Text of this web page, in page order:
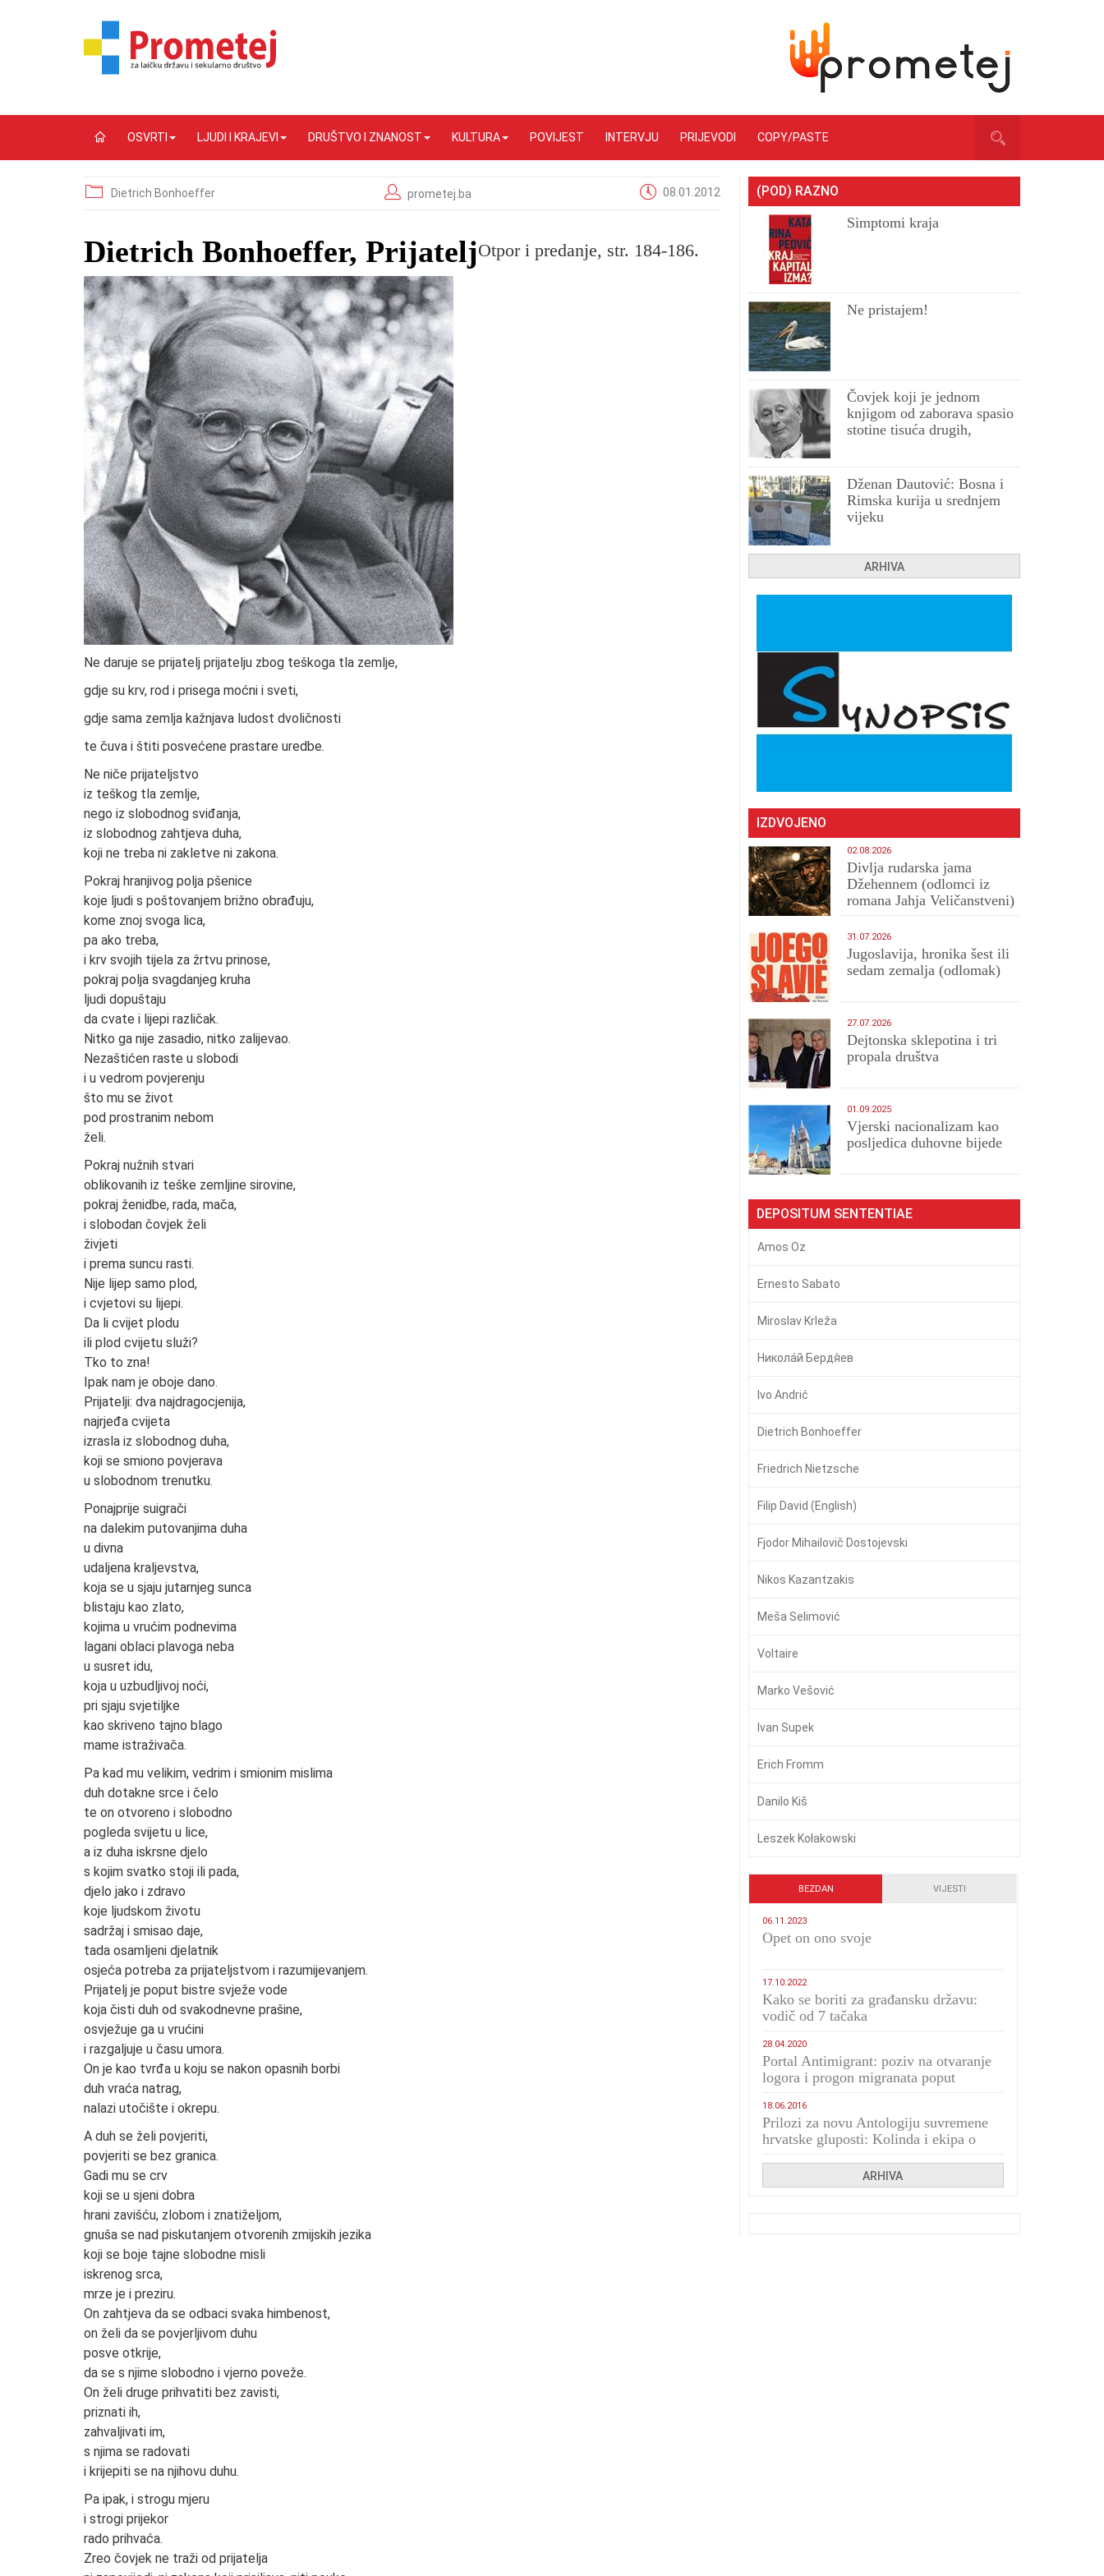
OSVRTI LJUDI I KRAJEVI DRUŠTVO I ZNANOST KULTURA POVIJEST INTERVJU PRIJEVODI COPY/PASTE
Dietrich Bonhoeffer prometej.ba 08.01.2012
Dietrich Bonhoeffer, PrijateljOtpor i predanje, str. 184-186.
Ne daruje se prijatelj prijatelju zbog teškoga tla zemlje,
gdje su krv, rod i prisega moćni i sveti,
gdje sama zemlja kažnjava ludost dvoličnosti
te čuva i štiti posvećene prastare uredbe.
Ne niče prijateljstvo
iz teškog tla zemlje,
nego iz slobodnog sviđanja,
iz slobodnog zahtjeva duha,
koji ne treba ni zakletve ni zakona.
Pokraj hranjivog polja pšenice
koje ljudi s poštovanjem brižno obrađuju,
kome znoj svoga lica,
pa ako treba,
i krv svojih tijela za žrtvu prinose,
pokraj polja svagdanjeg kruha
ljudi dopuštaju
da cvate i lijepi različak.
Nitko ga nije zasadio, nitko zalijevao.
Nezaštićen raste u slobodi
i u vedrom povjerenju
što mu se život
pod prostranim nebom
želi.
Pokraj nužnih stvari
oblikovanih iz teške zemljine sirovine,
pokraj ženidbe, rada, mača,
i slobodan čovjek želi
živjeti
i prema suncu rasti.
Nije lijep samo plod,
i cvjetovi su lijepi.
Da li cvijet plodu
ili plod cvijetu služi?
Tko to zna!
Ipak nam je oboje dano.
Prijatelji: dva najdragocjenija,
najrjeđa cvijeta
izrasla iz slobodnog duha,
koji se smiono povjerava
u slobodnom trenutku.
Ponajprije suigrači
na dalekim putovanjima duha
u divna
udaljena kraljevstva,
koja se u sjaju jutarnjeg sunca
blistaju kao zlato,
kojima u vrućim podnevima
lagani oblaci plavoga neba
u susret idu,
koja u uzbudljivoj noći,
pri sjaju svjetiljke
kao skriveno tajno blago
mame istraživača.
Pa kad mu velikim, vedrim i smionim mislima
duh dotakne srce i čelo
te on otvoreno i slobodno
pogleda svijetu u lice,
a iz duha iskrsne djelo
s kojim svatko stoji ili pada,
djelo jako i zdravo
koje ljudskom životu
sadržaj i smisao daje,
tada osamljeni djelatnik
osjeća potreba za prijateljstvom i razumijevanjem.
Prijatelj je poput bistre svježe vode
koja čisti duh od svakodnevne prašine,
osvježuje ga u vrućini
i razgaljuje u času umora.
On je kao tvrđa u koju se nakon opasnih borbi
duh vraća natrag,
nalazi utočište i okrepu.
A duh se želi povjeriti,
povjeriti se bez granica.
Gadi mu se crv
koji se u sjeni dobra
hrani zavišću, zlobom i znatiželjom,
gnuša se nad piskutanjem otvorenih zmijskih jezika
koji se boje tajne slobodne misli
iskrenog srca,
mrze je i preziru.
On zahtjeva da se odbaci svaka himbenost,
on želi da se povjerljivom duhu
posve otkrije,
da se s njime slobodno i vjerno poveže.
On želi druge prihvatiti bez zavisti,
priznati ih,
zahvaljivati im,
s njima se radovati
i krijepiti se na njihovu duhu.
Pa ipak, i strogu mjeru
i strogi prijekor
rado prihvaća.
Zreo čovjek ne traži od prijatelja
(POD) RAZNO
Simptomi kraja
Ne pristajem!
Čovjek koji je jednom
knjigom od zaborava spasio
stotine tisuća drugih,
Dženan Dautović: Bosna i
Rimska kurija u srednjem
vijeku
ARHIVA
IZDVOJENO
02.08.2026
Divlja rudarska jama
Džehennem (odlomci iz
romana Jahja Veličanstveni)
31.07.2026
Jugoslavija, hronika šest ili
sedam zemalja (odlomak)
27.07.2026
Dejtonska sklepotina i tri
propala društva
01.09.2025
​Vjerski nacionalizam kao
posljedica duhovne bijede
DEPOSITUM SENTENTIAE
Amos Oz
Ernesto Sabato
Miroslav Krleža
Никола́й Бердя́ев
Ivo Andrić
Dietrich Bonhoeffer
Friedrich Nietzsche
Filip David (English)
Fjodor Mihailovič Dostojevski
Nikos Kazantzakis
Meša Selimović
Voltaire
Marko Vešović
Ivan Supek
Erich Fromm
Danilo Kiš
Leszek Kołakowski
BEZDAN VIJESTI
06.11.2023
​Opet on ono svoje
17.10.2022
Kako se boriti za građansku državu:
vodič od 7 tačaka
28.04.2020
Portal Antimigrant: poziv na otvaranje
logora i progon migranata poput
18.06.2016
Prilozi za novu Antologiju suvremene
hrvatske gluposti: Kolinda i ekipa o
ARHIVA